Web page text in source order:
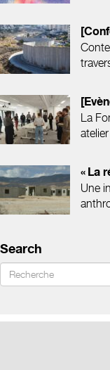
La
atelier
« La
Une
Search